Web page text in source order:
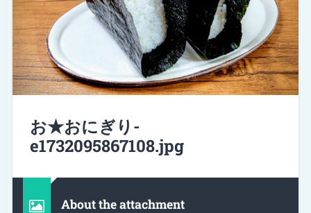
お★おにぎり-
e1732095867108.jpg
About the attachment